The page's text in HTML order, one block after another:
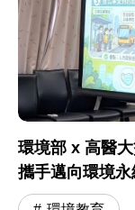
環境部 x 高醫
攜手邁向環境